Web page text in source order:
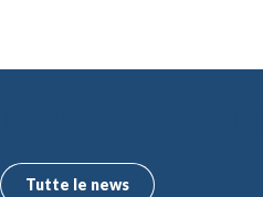
Tutte le news